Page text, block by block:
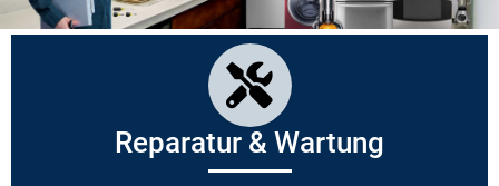
Reparatur & Wartung